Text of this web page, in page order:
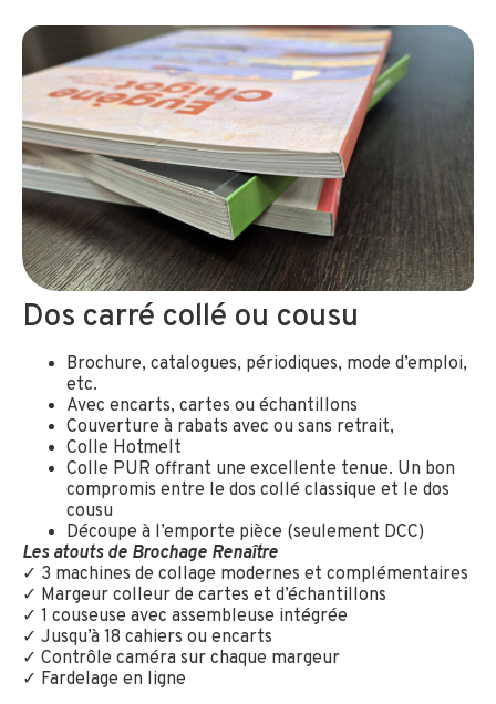
Dos carré collé ou cousu
Brochure, catalogues, périodiques, mode d’emploi,
etc.
Avec encarts, cartes ou échantillons
Couverture à rabats avec ou sans retrait,
Colle Hotmelt
Colle PUR offrant une excellente tenue. Un bon
compromis entre le dos collé classique et le dos
cousu
Découpe à l’emporte pièce (seulement DCC)
Les atouts de Brochage Renaître
✓ 3 machines de collage modernes et complémentaires
✓ Margeur colleur de cartes et d’échantillons
✓ 1 couseuse avec assembleuse intégrée
✓ Jusqu’à 18 cahiers ou encarts
✓ Contrôle caméra sur chaque margeur
✓ Fardelage en ligne